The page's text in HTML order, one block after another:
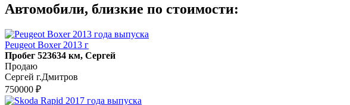
Автомобили, близкие по стоимости:
Peugeot Boxer 2013 г
Пробег 523634 км, Сергей
Продаю
Сергей г.Дмитров
750000 ₽